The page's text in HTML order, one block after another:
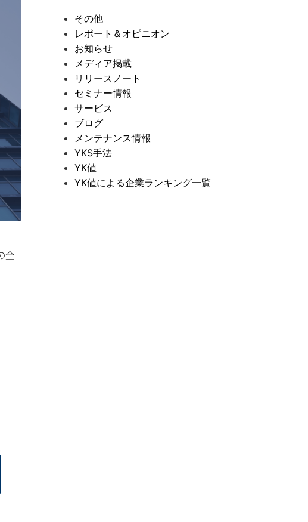
全
その他
レポート＆オピニオン
お知らせ
メディア掲載
リリースノート
セミナー情報
サービス
ブログ
メンテナンス情報
YKS手法
YK値
YK値による企業ランキング一覧